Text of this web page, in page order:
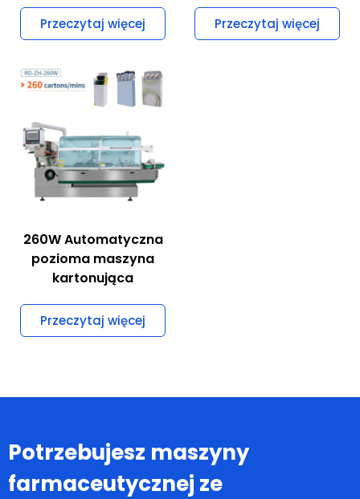
Przeczytaj więcej Przeczytaj więcej
260W Automatyczna
pozioma maszyna
kartonująca
Przeczytaj więcej
Potrzebujesz maszyny
farmaceutycznej ze